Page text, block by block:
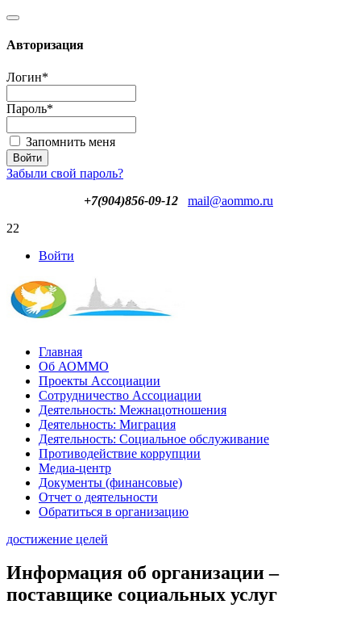
Авторизация
Логин*
Пароль*
Запомнить меня
Забыли свой пароль?
+7(904)856-09-12
mail@aommo.ru
22
Войти
Главная
Об АОММО
Проекты Ассоциации
Сотрудничество Ассоциации
Деятельность: Межнацотношения
Деятельность: Миграция
Деятельность: Социальное обслуживание
Противодействие коррупции
Медиа-центр
Документы (финансовые)
Отчет о деятельности
Обратиться в организацию
достижение целей
Информация об организации –
поставщике социальных услуг